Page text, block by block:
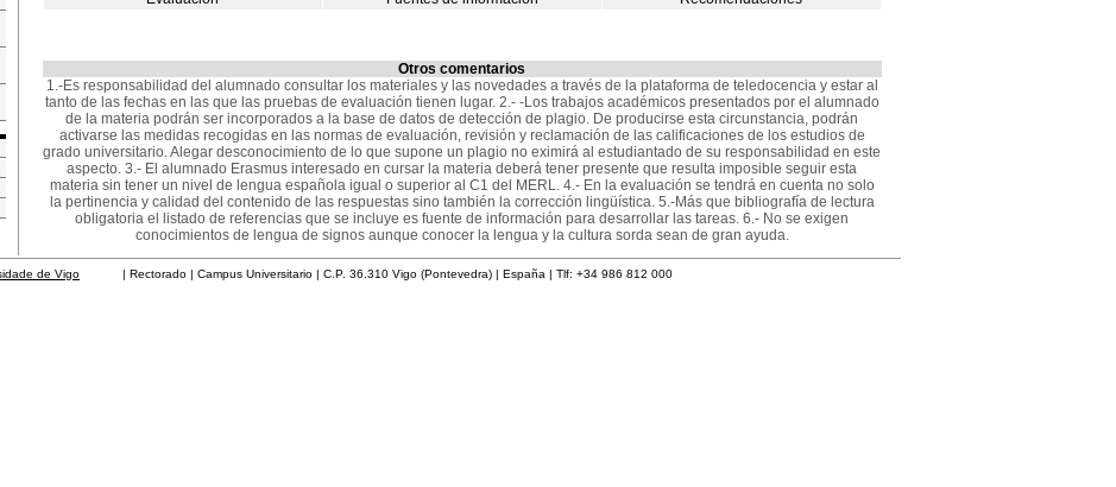
Otros comentarios
1.-Es responsabilidad del alumnado consultar los materiales y las novedades a través de la plataforma de teledocencia y estar al
tanto de las fechas en las que las pruebas de evaluación tienen lugar. 2.- -Los trabajos académicos presentados por el alumnado
de la materia podrán ser incorporados a la base de datos de detección de plagio. De producirse esta circunstancia, podrán
activarse las medidas recogidas en las normas de evaluación, revisión y reclamación de las calificaciones de los estudios de
grado universitario. Alegar desconocimiento de lo que supone un plagio no eximirá al estudiantado de su responsabilidad en este
aspecto. 3.- El alumnado Erasmus interesado en cursar la materia deberá tener presente que resulta imposible seguir esta
materia sin tener un nivel de lengua española igual o superior al C1 del MERL. 4.- En la evaluación se tendrá en cuenta no solo
la pertinencia y calidad del contenido de las respuestas sino también la corrección lingüística. 5.-Más que bibliografía de lectura
obligatoria el listado de referencias que se incluye es fuente de información para desarrollar las tareas. 6.- No se exigen
conocimientos de lengua de signos aunque conocer la lengua y la cultura sorda sean de gran ayuda.
de Vigo | Rectorado | Campus Universitario | C.P. 36.310 Vigo (Pontevedra) | España | Tlf: +34 986 812 000